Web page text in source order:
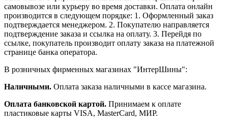
самовывозе или курьеру во время доставки. Оплата онлайн
производится в следующем порядке: 1. Оформленный заказ
подтверждается менеджером. 2. Покупателю направляется
подтверждение заказа и ссылка на оплату. 3. Перейдя по
ссылке, покупатель производит оплату заказа на платежной
странице банка оператора.
В розничных фирменных магазинах "ИнтерШины":
Наличными. Оплата заказа наличными в кассе магазина.
Оплата банковской картой. Принимаем к оплате
пластиковые карты VISA, MasterCard, МИР.